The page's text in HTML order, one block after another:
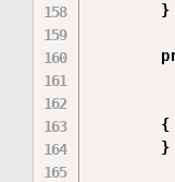
        }
        {
        }